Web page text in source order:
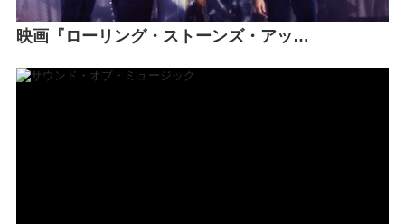
映画『ローリング・ストーンズ・アッ…